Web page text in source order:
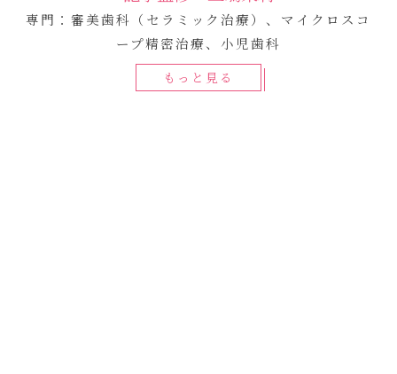
専門：審美歯科（セラミック治療）、マイクロスコ
ープ精密治療、小児歯科
もっと見る